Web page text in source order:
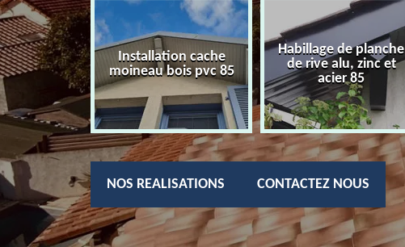
Installation cache
moineau bois pvc 85
Habillage de planche
de rive alu, zinc et
acier 85
NOS REALISATIONS CONTACTEZ NOUS